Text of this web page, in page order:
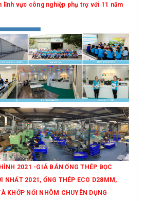
lĩnh vực công nghiệp phụ trợ với 11 năm
2021 -GIÁ BÁN ỐNG THÉP BỌC
NHẤT 2021, ỐNG THÉP ECO D28MM,
KHỚP NỐI NHÔM CHUYÊN DỤNG